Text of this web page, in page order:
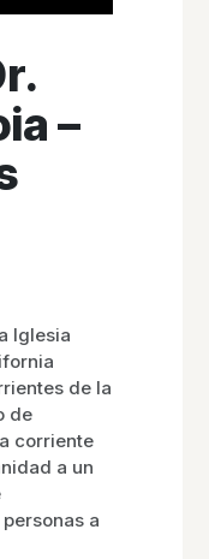
–
Iglesia
de la
de
corriente
a un
a